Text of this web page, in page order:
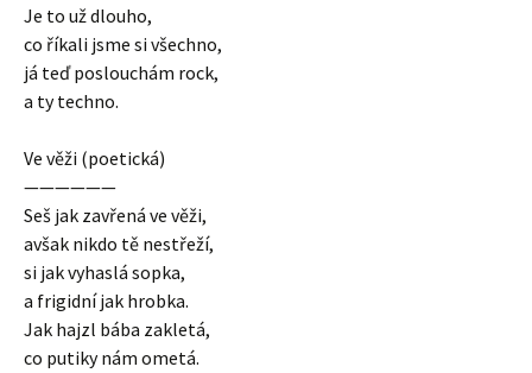
Je to už dlouho,
co říkali jsme si všechno,
já teď poslouchám rock,
a ty techno.
Ve věži (poetická)
——————
Seš jak zavřená ve věži,
avšak nikdo tě nestřeží,
si jak vyhaslá sopka,
a frigidní jak hrobka.
Jak hajzl bába zakletá,
co putiky nám ometá.